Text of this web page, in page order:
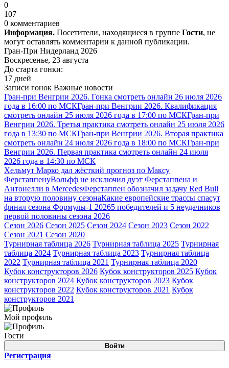
0
107
0 комментариев
Информация. Посетители, находящиеся в группе Гости, не
могут оставлять комментарии к данной публикации.
Гран-При Нидерланд 2026
Воскресенье, 23 августа
До старта гонки:
17 дней
Записи гонок Важные новости
Гран-при Венгрии 2026. Гонка смотреть онлайн 26 июля 2026
года в 16:00 по МСКГран-при Венгрии 2026. Квалификация
смотреть онлайн 25 июля 2026 года в 17:00 по МСКГран-при
Венгрии 2026. Третья практика смотреть онлайн 25 июля 2026
года в 13:30 по МСКГран-при Венгрии 2026. Вторая практика
смотреть онлайн 24 июля 2026 года в 18:00 по МСКГран-при
Венгрии 2026. Первая практика смотреть онлайн 24 июля
2026 года в 14:30 по МСК
Хельмут Марко дал жёсткий прогноз по Максу
ФерстаппенуВольфф не исключил дуэт Ферстаппена и
Антонелли в MercedesФерстаппен обозначил задачу Red Bull
на вторую половину сезонаКакие европейские трассы спасут
финал сезона Формулы-1 20265 победителей и 5 неудачников
первой половины сезона 2026
Сезон 2026 Сезон 2025 Сезон 2024 Сезон 2023 Сезон 2022
Сезон 2021 Сезон 2020
Турнирная таблица 2026 Турнирная таблица 2025 Турнирная
таблица 2024 Турнирная таблица 2023 Турнирная таблица
2022 Турнирная таблица 2021 Турнирная таблица 2020
Кубок конструкторов 2026 Кубок конструкторов 2025 Кубок
конструкторов 2024 Кубок конструкторов 2023 Кубок
конструкторов 2022 Кубок конструкторов 2021 Кубок
конструкторов 2021
Мой профиль
Гости
Войти
Регистрация